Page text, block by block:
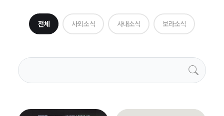
전체 사외소식 사내소식 보라소식
검색